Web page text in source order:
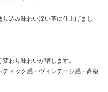
込み味わい深い革に仕上げまし
わり味わいが増します。
ィック感・ヴィンテージ感・高級